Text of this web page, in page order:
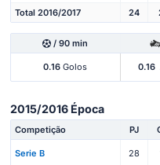
Total 2016/2017 24
/ 90 min
0.16 Golos 0.16
2015/2016 Época
Competição PJ
Serie B 28